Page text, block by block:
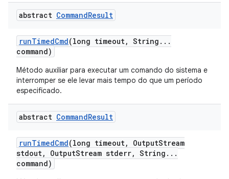
abstract CommandResult
runTimedCmd(long timeout, String . . .
command)
Método auxiliar para executar um comando do sistema e
interromper se ele levar mais tempo do que um período
especificado.
abstract CommandResult
runTimedCmd(long timeout, OutputStream
stdout, OutputStream stderr, String . . .
command)